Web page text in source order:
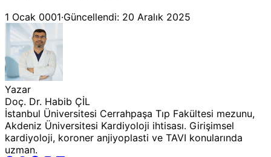
1 Ocak 0001·Güncellendi: 20 Aralık 2025
Yazar
Doç. Dr. Habib ÇİL
İstanbul Üniversitesi Cerrahpaşa Tıp Fakültesi mezunu,
Akdeniz Üniversitesi Kardiyoloji ihtisası. Girişimsel
kardiyoloji, koroner anjiyoplasti ve TAVI konularında
uzman.